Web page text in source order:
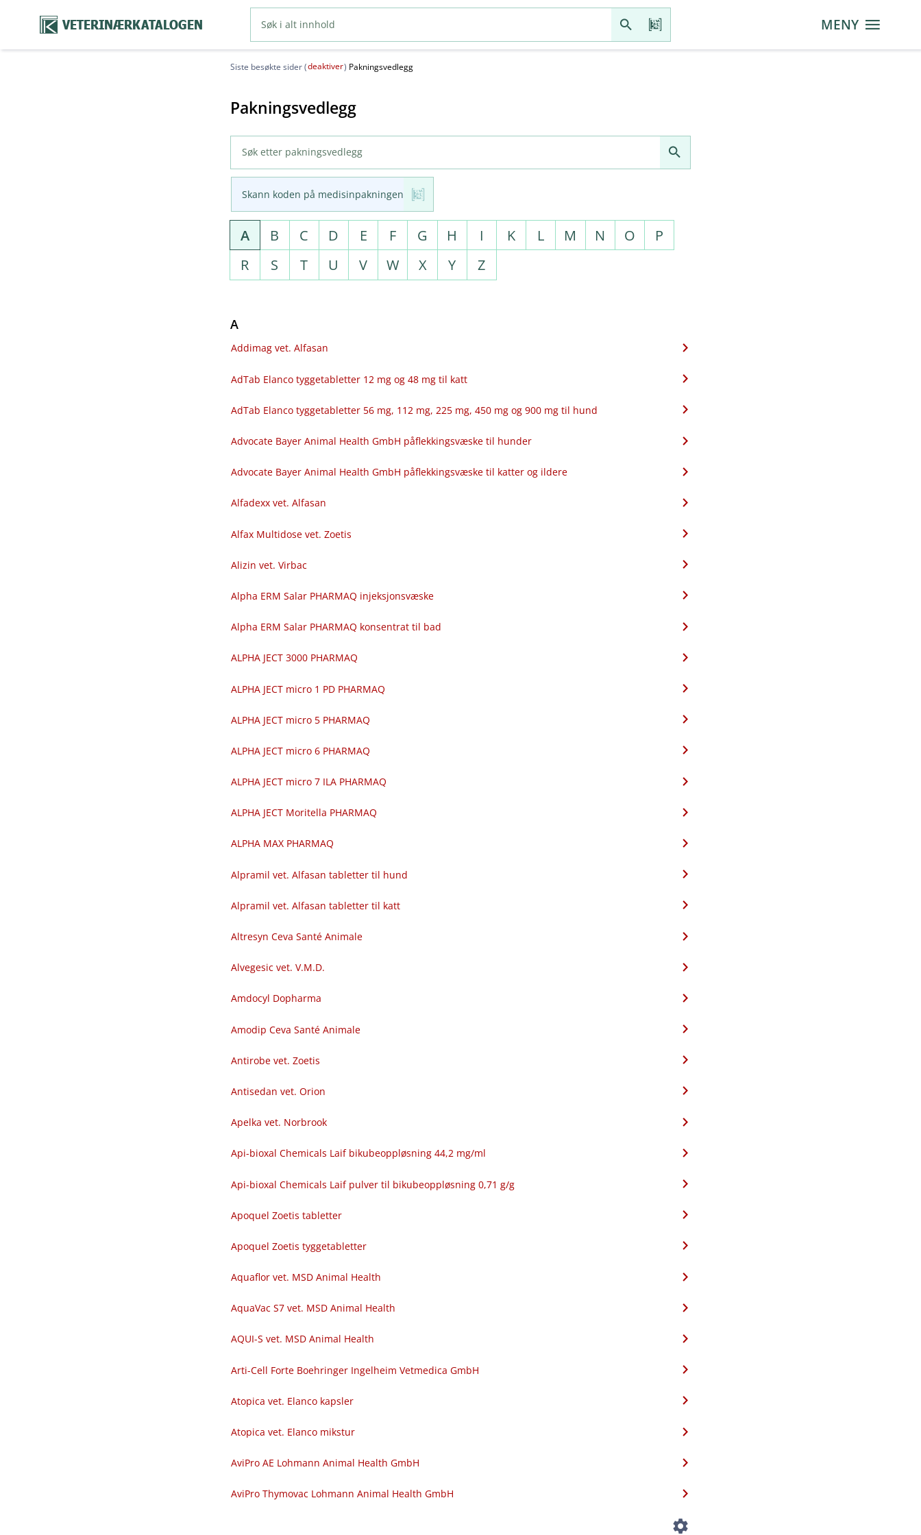
VETERINÆRKATALOGEN MENY
Siste besøkte sider (deaktiver) Pakningsvedlegg
Pakningsvedlegg
Skann koden på medisinpakningen
A B C D E F G H I K L M N O
P
R
S T U V W X Y Z
A
Addimag vet. Alfasan
AdTab Elanco tyggetabletter 12 mg og 48 mg til katt
AdTab Elanco tyggetabletter 56 mg, 112 mg, 225 mg, 450 mg og 900 mg til hund
Advocate Bayer Animal Health GmbH påflekkingsvæske til hunder
Advocate Bayer Animal Health GmbH påflekkingsvæske til katter og ildere
Alfadexx vet. Alfasan
Alfax Multidose vet. Zoetis
Alizin vet. Virbac
Alpha ERM Salar PHARMAQ injeksjonsvæske
Alpha ERM Salar PHARMAQ konsentrat til bad
ALPHA JECT 3000 PHARMAQ
ALPHA JECT micro 1 PD PHARMAQ
ALPHA JECT micro 5 PHARMAQ
ALPHA JECT micro 6 PHARMAQ
ALPHA JECT micro 7 ILA PHARMAQ
ALPHA JECT Moritella PHARMAQ
ALPHA MAX PHARMAQ
Alpramil vet. Alfasan tabletter til hund
Alpramil vet. Alfasan tabletter til katt
Altresyn Ceva Santé Animale
Alvegesic vet. V.M.D.
Amdocyl Dopharma
Amodip Ceva Santé Animale
Antirobe vet. Zoetis
Antisedan vet. Orion
Apelka vet. Norbrook
Api-bioxal Chemicals Laif bikubeoppløsning 44,2 mg/ml
Api-bioxal Chemicals Laif pulver til bikubeoppløsning 0,71 g/g
Apoquel Zoetis tabletter
Apoquel Zoetis tyggetabletter
Aquaflor vet. MSD Animal Health
AquaVac S7 vet. MSD Animal Health
AQUI-S vet. MSD Animal Health
Arti-Cell Forte Boehringer Ingelheim Vetmedica GmbH
Atopica vet. Elanco kapsler
Atopica vet. Elanco mikstur
AviPro AE Lohmann Animal Health GmbH
AviPro Thymovac Lohmann Animal Health GmbH